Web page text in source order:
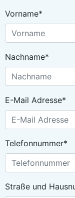
Vorname*
Nachname*
E-Mail Adresse*
Telefonnummer*
Straße und